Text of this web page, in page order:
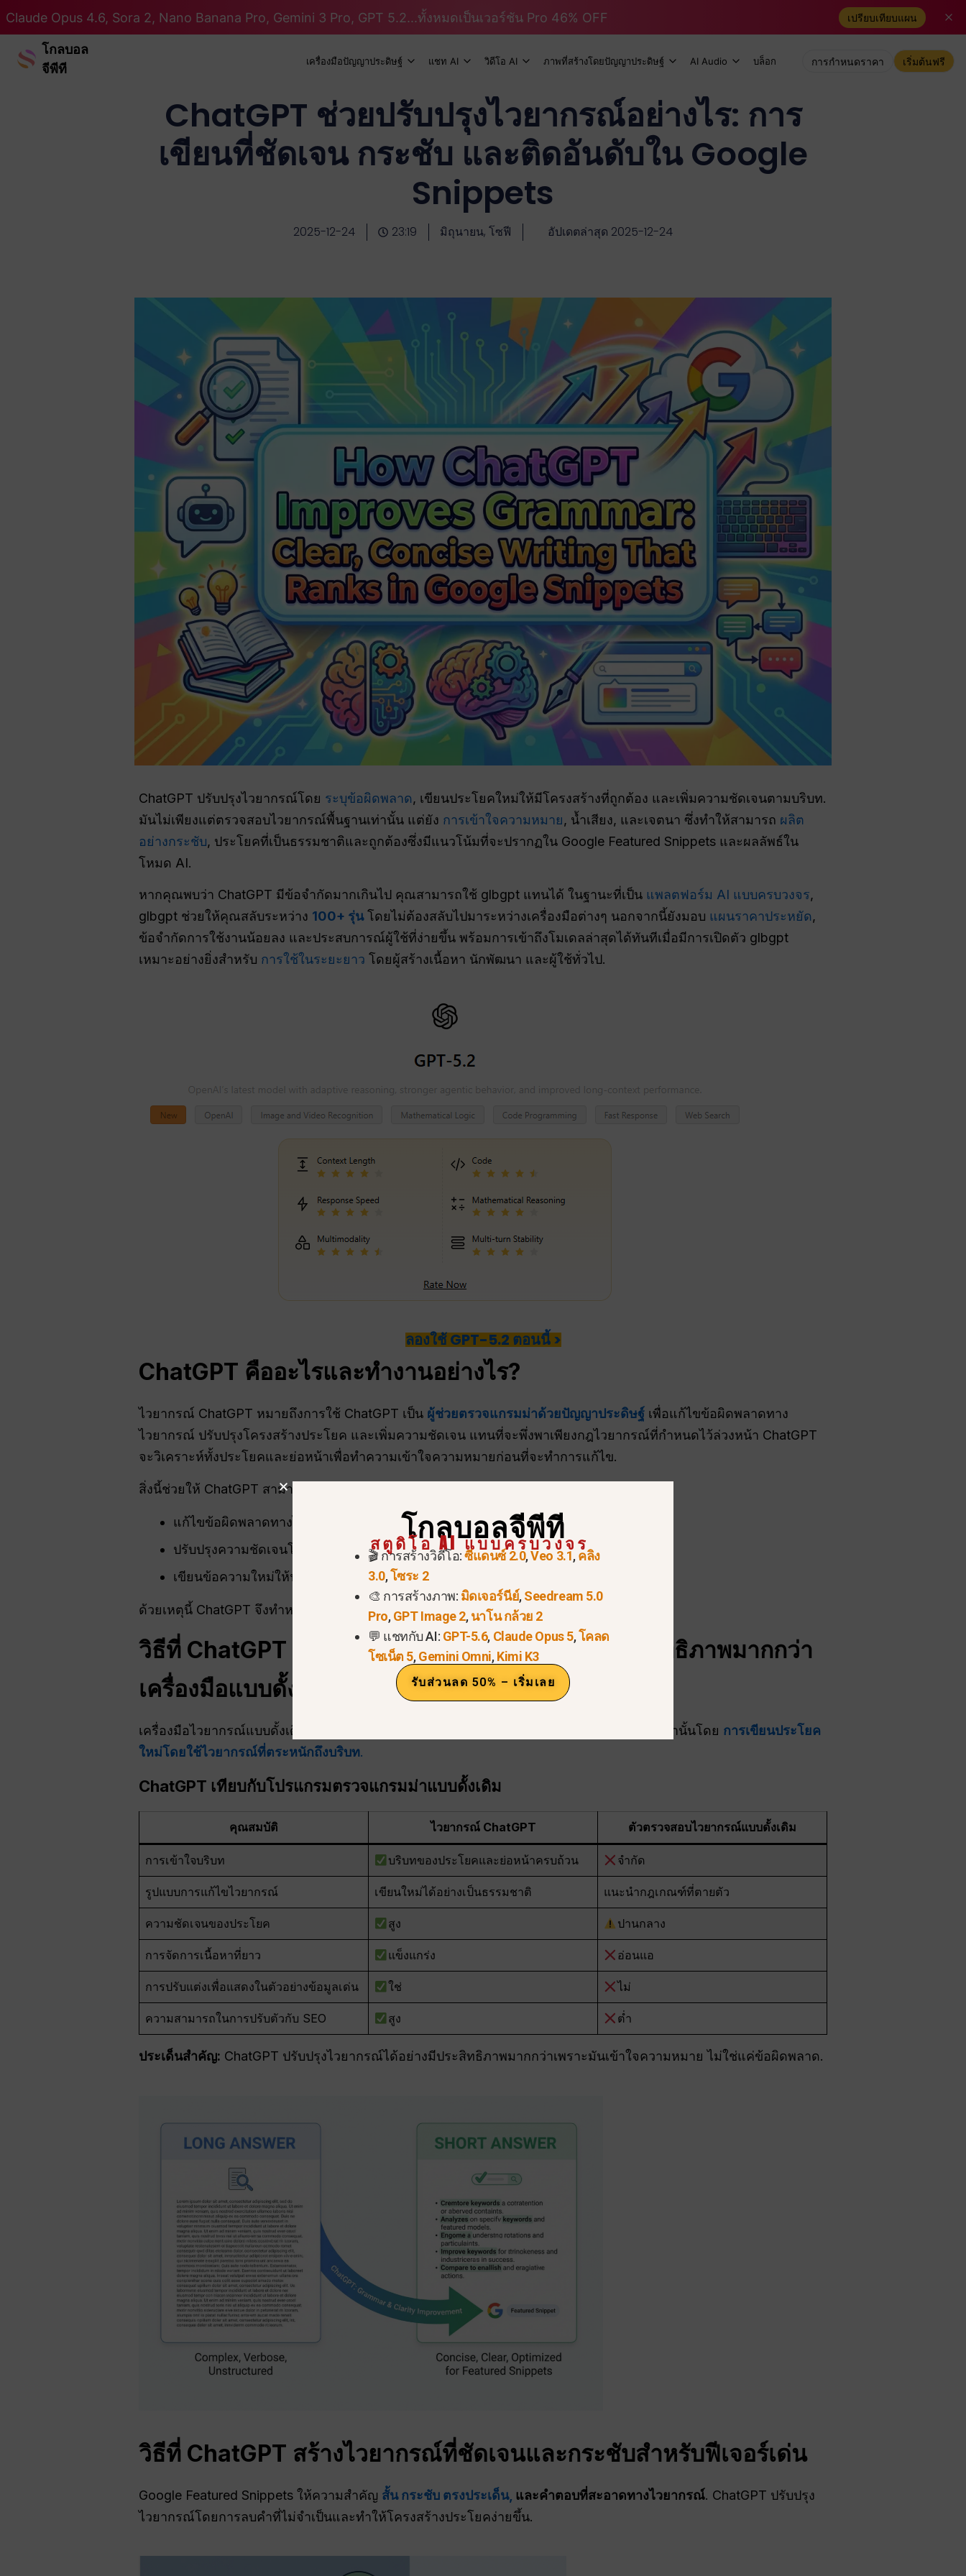
Claude Opus 4.6, Sora 2, Nano Banana Pro, Gemini 3 Pro, GPT 5.2...ทั้งหมดเป็นเวอร์ชัน Pro 46% OFF เปรียบเทียบแผน
โกลบอล
จีพีที
เครื่องมือปัญญาประดิษฐ์ แชท AI วิดีโอ AI ภาพที่สร้างโดยปัญญาประดิษฐ์ AI Audio บล็อก การกำหนดราคา เริ่มต้นฟรี
ChatGPT ช่วยปรับปรุงไวยากรณ์อย่างไร: การ
เขียนที่ชัดเจน กระชับ และติดอันดับใน Google
Snippets
2025-12-24 23:19 มิถุนายน, โซฟี อัปเดตล่าสุด 2025-12-24
ChatGPT ปรับปรุงไวยากรณ์โดย ระบุข้อผิดพลาด, เขียนประโยคใหม่ให้มีโครงสร้างที่ถูกต้อง และเพิ่มความชัดเจนตามบริบท.
มันไม่เพียงแต่ตรวจสอบไวยากรณ์พื้นฐานเท่านั้น แต่ยัง การเข้าใจความหมาย, น้ำเสียง, และเจตนา ซึ่งทำให้สามารถ ผลิต
อย่างกระชับ, ประโยคที่เป็นธรรมชาติและถูกต้องซึ่งมีแนวโน้มที่จะปรากฏใน Google Featured Snippets และผลลัพธ์ใน
โหมด AI.
หากคุณพบว่า ChatGPT มีข้อจำกัดมากเกินไป คุณสามารถใช้ glbgpt แทนได้ ในฐานะที่เป็น แพลตฟอร์ม AI แบบครบวงจร,
glbgpt ช่วยให้คุณสลับระหว่าง 100+ รุ่นโดยไม่ต้องสลับไปมาระหว่างเครื่องมือต่างๆ นอกจากนี้ยังมอบ แผนราคาประหยัด,
ข้อจำกัดการใช้งานน้อยลง และประสบการณ์ผู้ใช้ที่ง่ายขึ้น พร้อมการเข้าถึงโมเดลล่าสุดได้ทันทีเมื่อมีการเปิดตัว glbgpt
เหมาะอย่างยิ่งสำหรับ การใช้ในระยะยาว โดยผู้สร้างเนื้อหา นักพัฒนา และผู้ใช้ทั่วไป.
ลองใช้ GPT-5.2 ตอนนี้ >
ChatGPT คืออะไรและทำงานอย่างไร?
ไวยากรณ์ ChatGPT หมายถึงการใช้ ChatGPT เป็น ผู้ช่วยตรวจแกรมม่าด้วยปัญญาประดิษฐ์ เพื่อแก้ไขข้อผิดพลาดทาง
ไวยากรณ์ ปรับปรุงโครงสร้างประโยค และเพิ่มความชัดเจน แทนที่จะพึ่งพาเพียงกฎไวยากรณ์ที่กำหนดไว้ล่วงหน้า ChatGPT
จะวิเคราะห์ทั้งประโยคและย่อหน้าเพื่อทำความเข้าใจความหมายก่อนที่จะทำการแก้ไข.
สิ่งนี้ช่วยให้ ChatGPT สามารถ:
แก้ไขข้อผิดพลาดทางไวยากรณ์และสำนวนที่ไม่เหมาะสม
ปรับปรุงความชัดเจนโดยไม่เปลี่ยนแปลงความหมาย
เขียนข้อความใหม่ให้ฟังดูเป็นธรรมชาติและเหมือนมนุษย์มากขึ้น
ด้วยเหตุนี้ ChatGPT จึงทำหน้าที่เป็นทั้งตัวตรวจสอบไวยากรณ์และผู้ช่วยในการเขียน.
วิธีที่ ChatGPT ช่วยปรับปรุงไวยากรณ์ได้อย่างมีประสิทธิภาพมากกว่า
เครื่องมือแบบดั้งเดิม
เครื่องมือไวยากรณ์แบบดั้งเดิมมุ่งเน้นการตรวจจับข้อผิดพลาดตามกฎเกณฑ์. ChatGPT ไปไกลกว่านั้นโดย การเขียนประโยค
ใหม่โดยใช้ไวยากรณ์ที่ตระหนักถึงบริบท.
ChatGPT เทียบกับโปรแกรมตรวจแกรมม่าแบบดั้งเดิม
คุณสมบัติ ไวยากรณ์ ChatGPT ตัวตรวจสอบไวยากรณ์แบบดั้งเดิม
การเข้าใจบริบท บริบทของประโยคและย่อหน้าครบถ้วน จำกัด
รูปแบบการแก้ไขไวยากรณ์ เขียนใหม่ได้อย่างเป็นธรรมชาติ แนะนำกฎเกณฑ์ที่ตายตัว
ความชัดเจนของประโยค สูง ปานกลาง
การจัดการเนื้อหาที่ยาว แข็งแกร่ง อ่อนแอ
การปรับแต่งเพื่อแสดงในตัวอย่างข้อมูลเด่น ใช่ ไม่
ความสามารถในการปรับตัวกับ SEO สูง ต่ำ
ประเด็นสำคัญ: ChatGPT ปรับปรุงไวยากรณ์ได้อย่างมีประสิทธิภาพมากกว่าเพราะมันเข้าใจความหมาย ไม่ใช่แค่ข้อผิดพลาด.
วิธีที่ ChatGPT สร้างไวยากรณ์ที่ชัดเจนและกระชับสำหรับฟีเจอร์เด่น
Google Featured Snippets ให้ความสำคัญ สั้น กระชับ ตรงประเด็น, และคำตอบที่สะอาดทางไวยากรณ์. ChatGPT ปรับปรุง
ไวยากรณ์โดยการลบคำที่ไม่จำเป็นและทำให้โครงสร้างประโยคง่ายขึ้น.
โกลบอลจีพีที
สตูดิโอ AI แบบครบวงจร
🎬 การสร้างวิดีโอ:ซีแดนซ์ 2.0,Veo 3.1,คลิง
3.0,โซระ 2
🎨 การสร้างภาพ: มิดเจอร์นีย์,Seedream 5.0
Pro,GPT Image 2,นาโน กล้วย 2
💬 แชทกับ AI: GPT-5.6, Claude Opus 5,โคลด
โซเน็ต 5,Gemini Omni,Kimi K3
รับส่วนลด 50% – เริ่มเลย